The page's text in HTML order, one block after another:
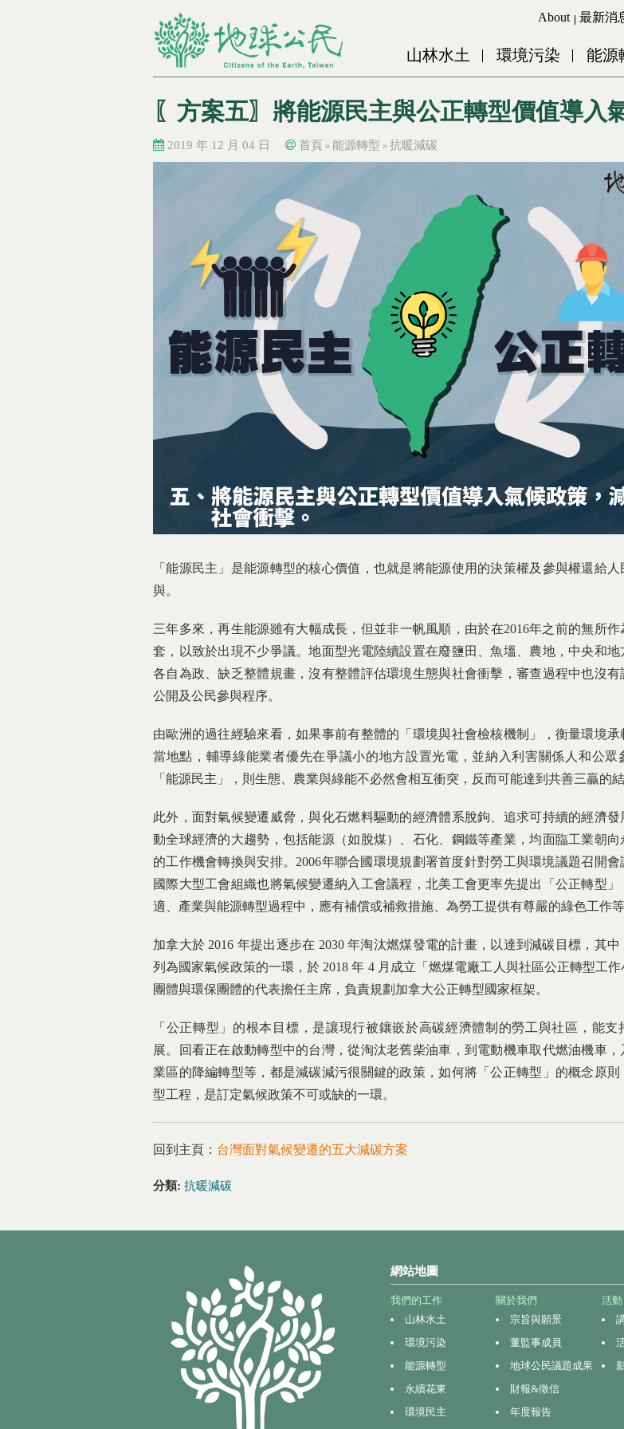
Jump to Navigation
Jump to Main content
About 最新消
山林水土 環境污染 能源
〖方案五〗將能源民主與公正轉型價值導入
2019 年 12 月 04 日
您在這裡
首頁 » 能源轉型 » 抗暖減碳
「能源民主」是能源轉型的核心價值，也就是將能源使用的決策權及參與權還給
與。
三年多來，再生能源雖有大幅成長，但並非一帆風順，由於在2016年之前的無所
套，以致於出現不少爭議。地面型光電陸續設置在廢鹽田、魚塭、農地，中央和地
各自為政、缺乏整體規畫，沒有整體評估環境生態與社會衝擊，審查過程中也沒
公開及公民參與程序。
由歐洲的過往經驗來看，如果事前有整體的「環境與社會檢核機制」，衡量環境承
當地點，輔導綠能業者優先在爭議小的地方設置光電，並納入利害關係人和公眾
「能源民主」，則生態、農業與綠能不必然會相互衝突，反而可能達到共善三贏的
此外，面對氣候變遷威脅，與化石燃料驅動的經濟體系脫鉤、追求可持續的經濟發
動全球經濟的大趨勢，包括能源（如脫煤）、石化、鋼鐵等產業，均面臨工業朝向
的工作機會轉換與安排。2006年聯合國環境規劃署首度針對勞工與環境議題召開會
國際大型工會組織也將氣候變遷納入工會議程，北美工會更率先提出「公正轉型」
適、產業與能源轉型過程中，應有補償或補救措施、為勞工提供有尊嚴的綠色工作
加拿大於 2016 年提出逐步在 2030 年淘汰燃煤發電的計畫，以達到減碳目標，其
列為國家氣候政策的一環，於 2018 年 4 月成立「燃煤電廠工人與社區公正轉型工
團體與環保團體的代表擔任主席，負責規劃加拿大公正轉型國家框架。
「公正轉型」的根本目標，是讓現行被鑲嵌於高碳經濟體制的勞工與社區，能支
展。回看正在啟動轉型中的台灣，從淘汰老舊柴油車，到電動機車取代燃油機車，
業區的降編轉型等，都是減碳減污很關鍵的政策，如何將「公正轉型」的概念原
型工程，是訂定氣候政策不可或缺的一環。
回到主頁： 台灣面對氣候變遷的五大減碳方案
分類: 抗暖減碳
網站地圖
我們的工作
山林水土
環境污染
能源轉型
永續花東
環境民主
關於我們
宗旨與願景
董監事成員
地球公民議題成果
財報&徵信
年度報告
活動